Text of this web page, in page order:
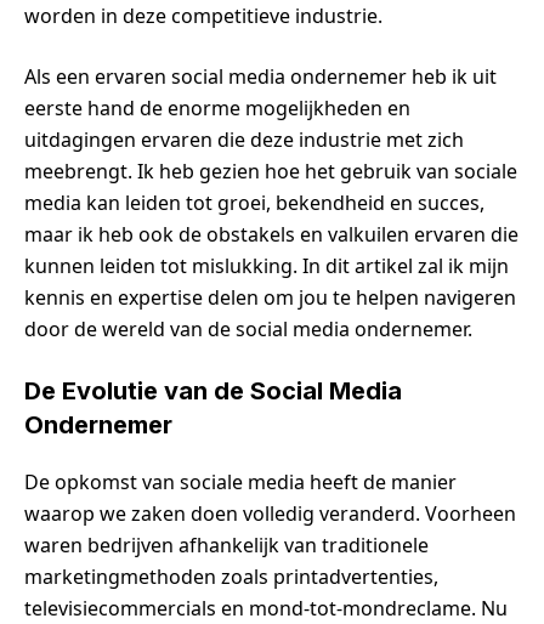
worden in deze competitieve industrie.
Als een ervaren social media ondernemer heb ik uit
eerste hand de enorme mogelijkheden en
uitdagingen ervaren die deze industrie met zich
meebrengt. Ik heb gezien hoe het gebruik van sociale
media kan leiden tot groei, bekendheid en succes,
maar ik heb ook de obstakels en valkuilen ervaren die
kunnen leiden tot mislukking. In dit artikel zal ik mijn
kennis en expertise delen om jou te helpen navigeren
door de wereld van de social media ondernemer.
De Evolutie van de Social Media
Ondernemer
De opkomst van sociale media heeft de manier
waarop we zaken doen volledig veranderd. Voorheen
waren bedrijven afhankelijk van traditionele
marketingmethoden zoals printadvertenties,
televisiecommercials en mond-tot-mondreclame. Nu